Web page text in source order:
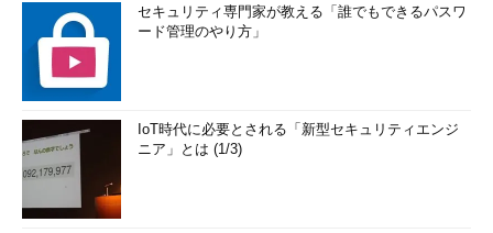
セキュリティ専門家が教える「誰でもできるパスワ
ード管理のやり方」
IoT時代に必要とされる「新型セキュリティエンジ
ニア」とは (1/3)